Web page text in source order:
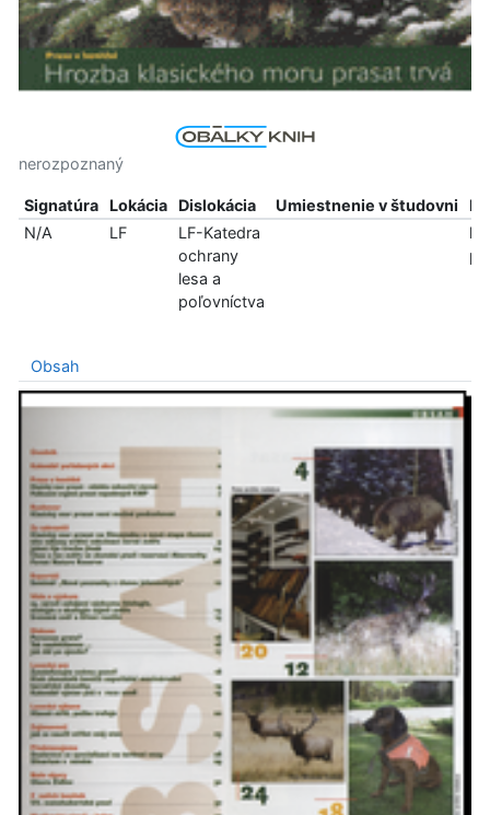
nerozpoznaný
Signatúra Lokácia Dislokácia Umiestnenie v študovni
N/A
LF
LF-Katedra
ochrany
lesa a
poľovníctva
len
Obsah